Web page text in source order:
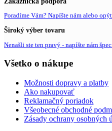
Poradíme Vám? Napíšte nám alebo
Široký výber tovaru
Nenašli ste ten pravý - napíšte nám
Všetko o nákupe
Možnosti dopravy a platby
Ako nakupovať
Reklamačný poriadok
Všeobecné obchodné
Zásady ochrany osobných